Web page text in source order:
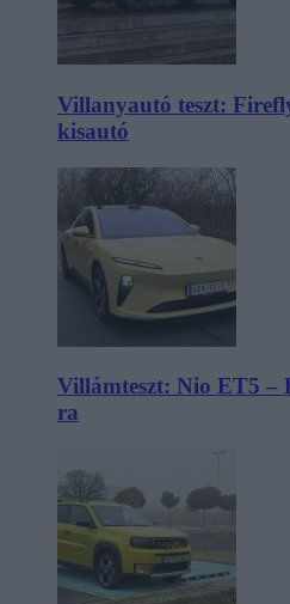
Villanyautó teszt:
kisautó
Villámteszt: Nio ET5 –
ra